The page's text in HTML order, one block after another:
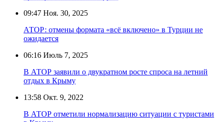
09:47 Ноя. 30, 2025
АТОР: отмены формата «всё включено» в Турции не
ожидается
06:16 Июль 7, 2025
В АТОР заявили о двукратном росте спроса на летний
отдых в Крыму
13:58 Окт. 9, 2022
В АТОР отметили нормализацию ситуации с туристами